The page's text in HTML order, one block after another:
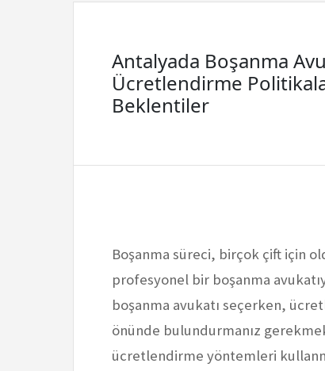
Antalyada Boşanma
Ücretlendirme
Beklentiler
Boşanma süreci, birçok çift için
profesyonel bir boşanma
boşanma avukatı seçerken,
önünde bulundurmanız
ücretlendirme yöntemleri